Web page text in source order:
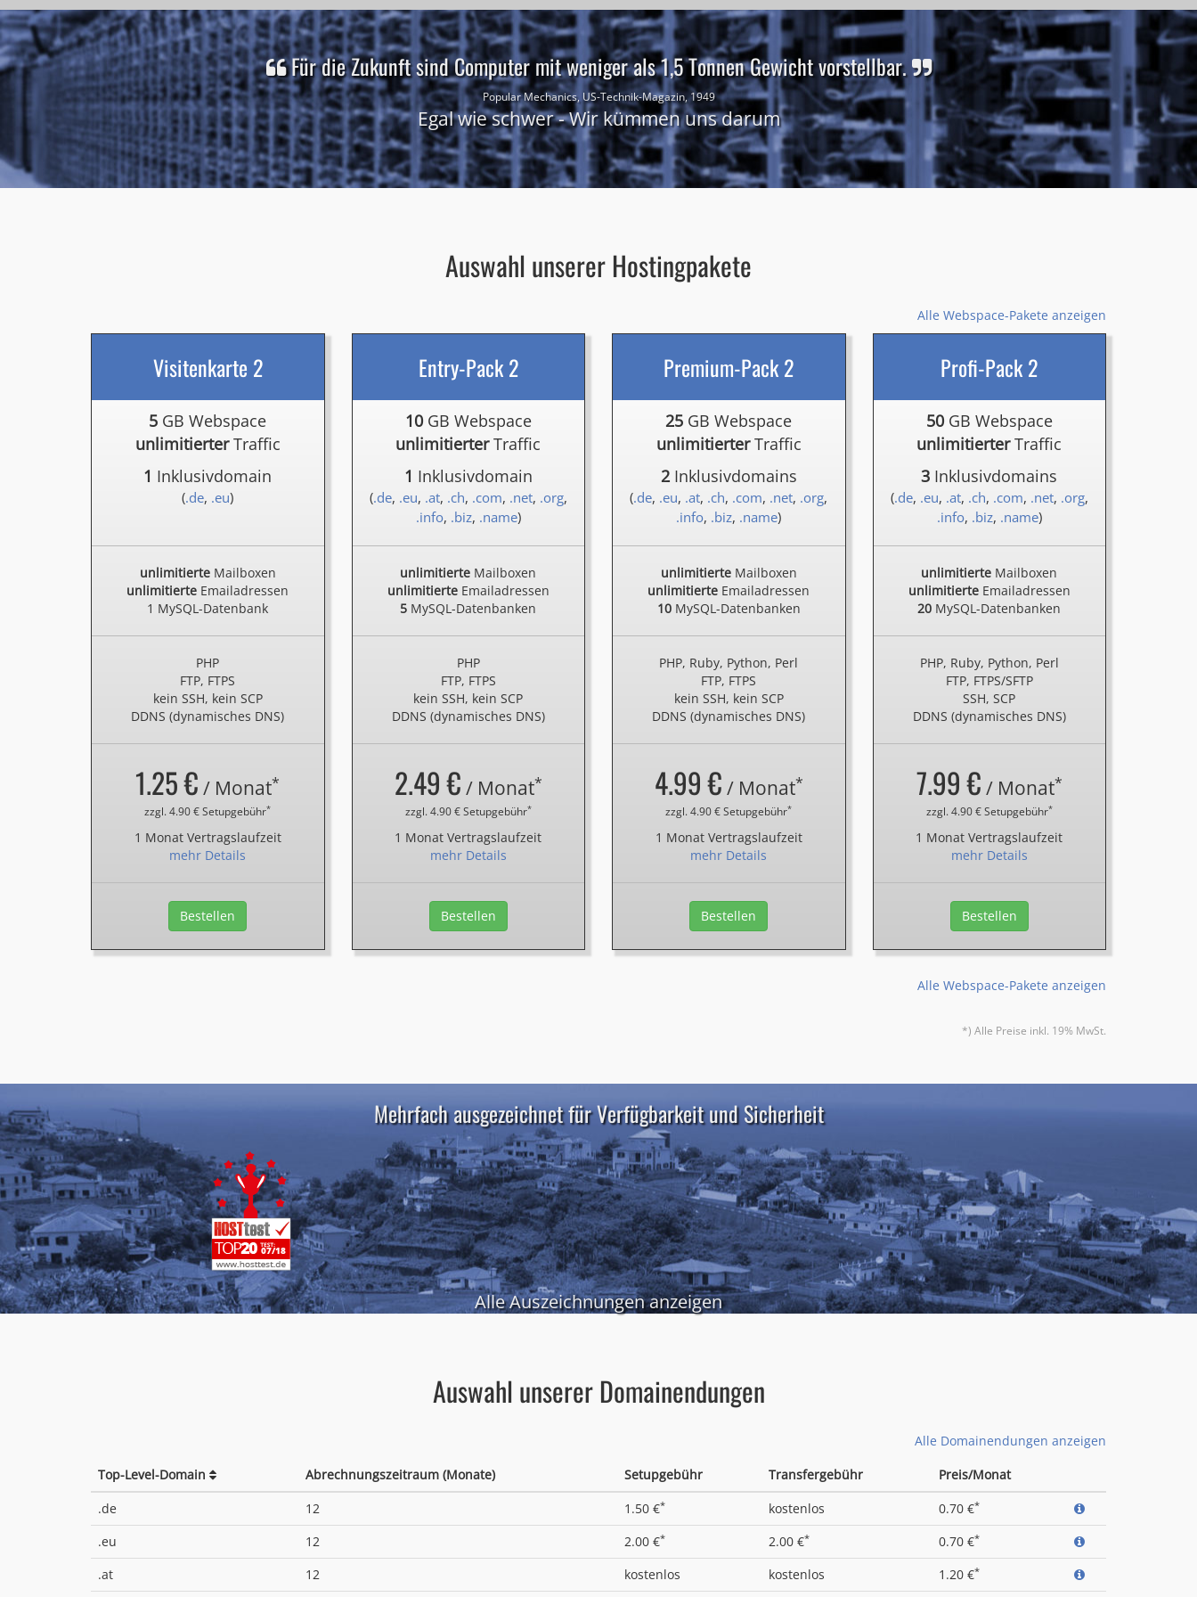
Für die Zukunft sind Computer mit weniger als 1,5 Tonnen Gewicht vorstellbar.
Popular Mechanics, US-Technik-Magazin, 1949
Egal wie schwer - Wir kümmen uns darum
Auswahl unserer Hostingpakete
Alle Webspace-Pakete anzeigen
Visitenkarte 2
5 GB Webspace
unlimitierterTraffic
1 Inklusivdomain
(.de, .eu)
unlimitierteMailboxen
unlimitierte Emailadressen
1 MySQL-Datenbank
PHP
FTP, FTPS
kein SSH, kein SCP
DDNS (dynamisches DNS)
1.25 € / Monat*
zzgl. 4.90 € Setupgebühr*
1 Monat Vertragslaufzeit
mehr Details
Bestellen
Entry-Pack 2
10GB Webspace
unlimitierterTraffic
1 Inklusivdomain
(.de, .eu, .at, .ch, .com, .net, .org,
.info, .biz, .name)
unlimitierte Mailboxen
unlimitierteEmailadressen
5 MySQL-Datenbanken
PHP
FTP, FTPS
kein SSH, kein SCP
DDNS (dynamisches DNS)
2.49 € / Monat*
zzgl. 4.90 € Setupgebühr*
1 Monat Vertragslaufzeit
mehr Details
Bestellen
Premium-Pack 2
25 GB Webspace
unlimitierterTraffic
2Inklusivdomains
(.de, .eu, .at, .ch, .com, .net, .org,
.info, .biz, .name)
unlimitierteMailboxen
unlimitierte Emailadressen
10MySQL-Datenbanken
PHP, Ruby, Python, Perl
FTP, FTPS
kein SSH, kein SCP
DDNS (dynamisches DNS)
4.99 € / Monat*
zzgl. 4.90 € Setupgebühr*
1 Monat Vertragslaufzeit
mehr Details
Bestellen
Profi-Pack 2
50GB Webspace
unlimitierterTraffic
3 Inklusivdomains
(.de, .eu, .at, .ch, .com, .net, .org,
.info, .biz, .name)
unlimitierte Mailboxen
unlimitierteEmailadressen
20 MySQL-Datenbanken
PHP, Ruby, Python, Perl
FTP, FTPS/SFTP
SSH, SCP
DDNS (dynamisches DNS)
7.99 € / Monat*
zzgl. 4.90 € Setupgebühr*
1 Monat Vertragslaufzeit
mehr Details
Bestellen
Alle Webspace-Pakete anzeigen
*) Alle Preise inkl. 19% MwSt.
Mehrfach ausgezeichnet für Verfügbarkeit und Sicherheit
Alle Auszeichnungen anzeigen
Auswahl unserer Domainendungen
Alle Domainendungen anzeigen
Top-Level-Domain
Abrechnungszeitraum (Monate) Setupgebühr Transfergebühr
Preis/Monat
.de
12 1.50 €* kostenlos 0.70 €*
.eu 12 2.00 €* 2.00 €* 0.70 €*
.at 12 kostenlos kostenlos 1.20 €*